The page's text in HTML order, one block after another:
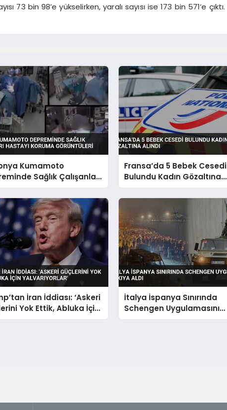
73 bin 98’e yükselirken, yaralı sayısı ise 173 bin 571’e çıktı.
Kumamoto
Sağlık Çalışanları
Koruma Görüntüleri
Fransa’da 5 Bebek Cesedi
Bulundu Kadın Gözaltına
Alındı
İran İddiası: ‘Askeri
Yok Ettik, Abluka İçin
İtalya İspanya Sınırında
Schengen Uygulamasını
Askıya Aldı